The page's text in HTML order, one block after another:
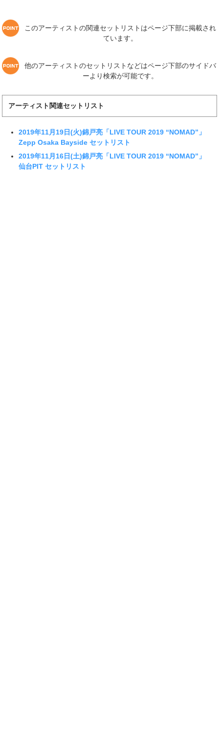
このアーティストの関連セットリストはページ下部に掲載され
ています。
他のアーティストのセットリストなどはページ下部のサイドバ
ーより検索が可能です。
アーティスト関連セットリスト
2019年11月19日(火)錦戸亮「LIVE TOUR 2019 “NOMAD”」
Zepp Osaka Bayside セットリスト
2019年11月16日(土)錦戸亮「LIVE TOUR 2019 “NOMAD”」
仙台PIT セットリスト